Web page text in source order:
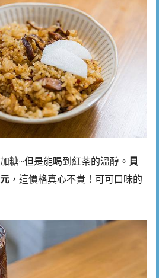
加糖~但是能喝到紅茶的溫醇。 貝
，這價格真心不貴！可可口味的